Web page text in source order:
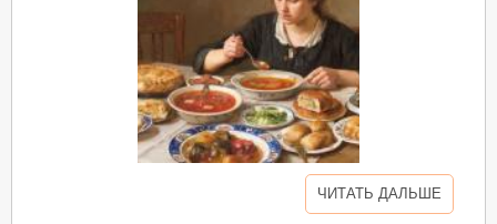
ЧИТАТЬ ДАЛЬШЕ